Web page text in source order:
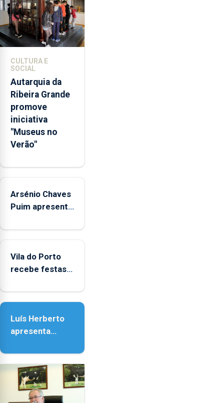
através
da
promoção
de
pessoais,
emocionais
e
sociais
junto
das
crianças
CULTURA E
SOCIAL
Autarquia da
Ribeira Grande
promove
iniciativa
"Museus no
Verão"
Arsénio Chaves
Puim apresenta
Biblioteca de
Vila do Porto
recebe festas
Nossa Senhora
Luís Herberto
apresenta
Paisagem’